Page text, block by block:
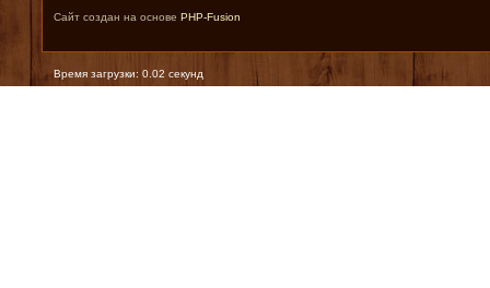
Сайт создан на основе PHP-Fusion
Время загрузки: 0.02 секунд